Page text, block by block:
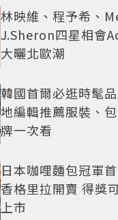
林映維、程予希、
J.Sheron四星相會
大曬北歐潮
韓國首爾必逛時髦
地編輯推薦服裝、
牌一次看
日本咖哩麵包冠軍
香格里拉開賣 得獎
上市